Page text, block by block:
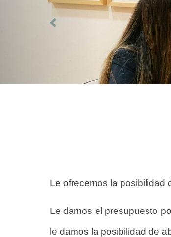
Le ofrecemos la posibilidad
Le damos el presupuesto
le damos la posibilidad de